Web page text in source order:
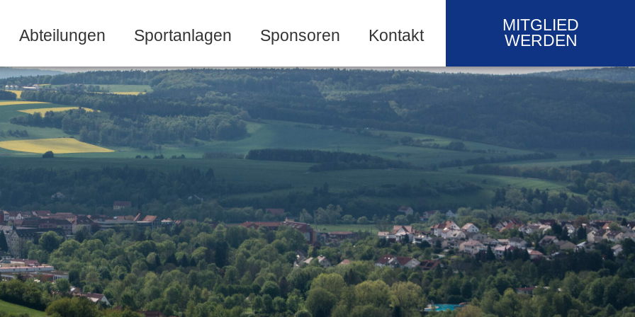
Abteilungen Sportanlagen Sponsoren Kontakt
MITGLIED
WERDEN